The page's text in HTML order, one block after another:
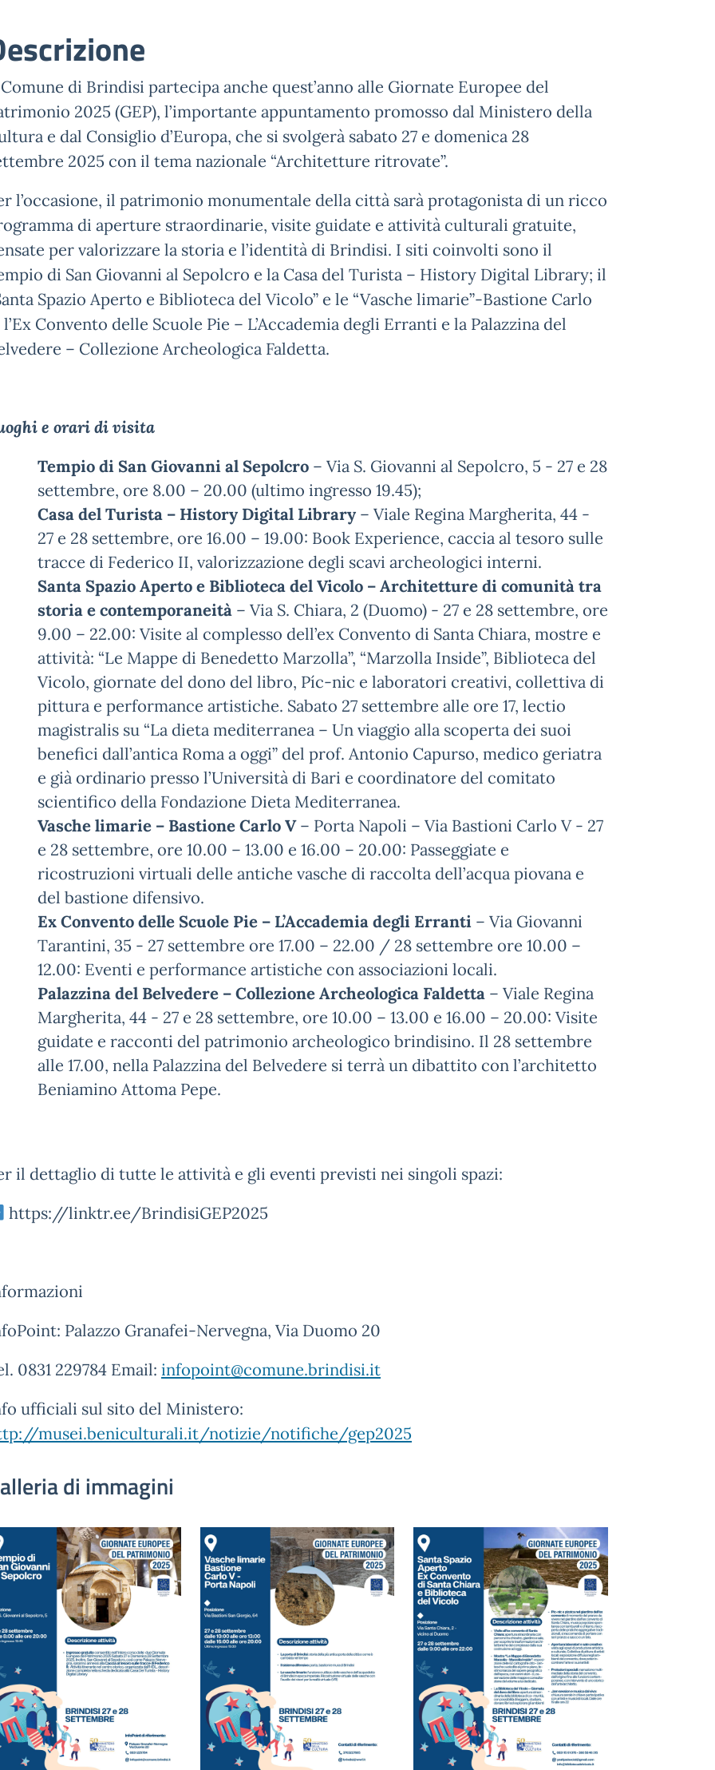
di Brindisi partecipa anche quest’anno alle Giornate Europee del
2025 (GEP), l’importante appuntamento promosso dal Ministero della
e dal Consiglio d’Europa, che si svolgerà sabato 27 e domenica 28
2025 con il tema nazionale “Architetture ritrovate”.
l’occasione, il patrimonio monumentale della città sarà protagonista di un ricco
di aperture straordinarie, visite guidate e attività culturali gratuite,
per valorizzare la storia e l’identità di Brindisi. I siti coinvolti sono il
di San Giovanni al Sepolcro e la Casa del Turista – History Digital Library; il
Spazio Aperto e Biblioteca del Vicolo” e le “Vasche limarie”-Bastione Carlo
l’Ex Convento delle Scuole Pie – L’Accademia degli Erranti e la Palazzina del
– Collezione Archeologica Faldetta.
e orari di visita
Tempio di San Giovanni al Sepolcro– Via S. Giovanni al Sepolcro, 5 - 27 e 28
settembre, ore 8.00 – 20.00 (ultimo ingresso 19.45);
Casa del Turista – History Digital Library– Viale Regina Margherita, 44 -
27 e 28 settembre, ore 16.00 – 19.00: Book Experience, caccia al tesoro sulle
tracce di Federico II, valorizzazione degli scavi archeologici interni.
Santa Spazio Aperto e Biblioteca del Vicolo – Architetture di comunità tra
storia e contemporaneità– Via S. Chiara, 2 (Duomo) - 27 e 28 settembre, ore
9.00 – 22.00: Visite al complesso dell’ex Convento di Santa Chiara, mostre e
attività: “Le Mappe di Benedetto Marzolla”, “Marzolla Inside”, Biblioteca del
Vicolo, giornate del dono del libro, Píc-nic e laboratori creativi, collettiva di
pittura e performance artistiche. Sabato 27 settembre alle ore 17, lectio
magistralis su “La dieta mediterranea – Un viaggio alla scoperta dei suoi
benefici dall’antica Roma a oggi” del prof. Antonio Capurso, medico geriatra
e già ordinario presso l’Università di Bari e coordinatore del comitato
scientifico della Fondazione Dieta Mediterranea.
Vasche limarie – Bastione Carlo V– Porta Napoli – Via Bastioni Carlo V - 27
e 28 settembre, ore 10.00 – 13.00 e 16.00 – 20.00: Passeggiate e
ricostruzioni virtuali delle antiche vasche di raccolta dell’acqua piovana e
del bastione difensivo.
Ex Convento delle Scuole Pie – L’Accademia degli Erranti– Via Giovanni
Tarantini, 35 - 27 settembre ore 17.00 – 22.00 / 28 settembre ore 10.00 –
12.00: Eventi e performance artistiche con associazioni locali.
Palazzina del Belvedere – Collezione Archeologica Faldetta– Viale Regina
Margherita, 44 - 27 e 28 settembre, ore 10.00 – 13.00 e 16.00 – 20.00: Visite
guidate e racconti del patrimonio archeologico brindisino. Il 28 settembre
alle 17.00, nella Palazzina del Belvedere si terrà un dibattito con l’architetto
Beniamino Attoma Pepe.
il dettaglio di tutte le attività e gli eventi previsti nei singoli spazi:
https://linktr.ee/BrindisiGEP2025
Palazzo Granafei-Nervegna, Via Duomo 20
0831 229784 Email: infopoint@comune.brindisi.it
ufficiali sul sito del Ministero:
musei.beniculturali.it/notizie/notifiche/gep2025
di immagini